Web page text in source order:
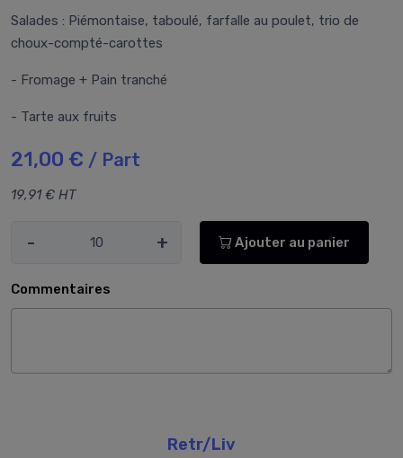
Salades : Piémontaise, taboulé, farfalle au poulet, trio de
choux-compté-carottes
- Fromage + Pain tranché
- Tarte aux fruits
21,00 € / Part
19,91 € HT
- + Ajouter au panier
Commentaires
Retr/Liv